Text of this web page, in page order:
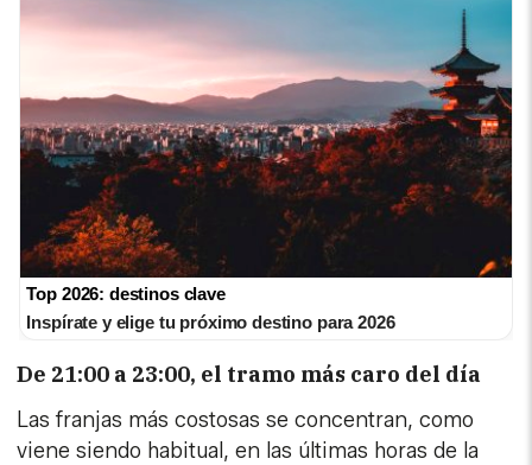
Top 2026: destinos clave
Inspírate y elige tu próximo destino para 2026
De 21:00 a 23:00, el tramo más caro del día
Las franjas más costosas se concentran, como
viene siendo habitual, en las últimas horas de la